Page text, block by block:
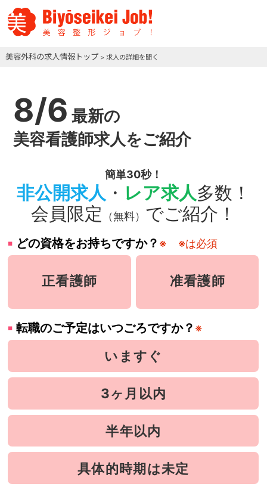
美容外科の求人情報トップ > 求人の詳細を聞く
8/6 最新の
美容看護師求人をご紹介
簡単30秒！
非公開求人 ・ レア求人多数！
会員限定
（無料） でご紹介！
どの資格をお持ちですか？ ※ ※は必須
正看護師 准看護師
転職のご予定はいつごろですか？ ※
いますぐ
3ヶ月以内
半年以内
具体的時期は未定